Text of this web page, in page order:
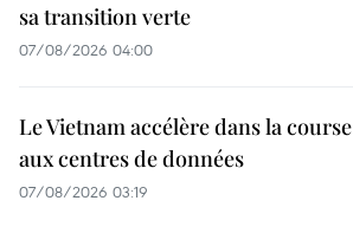
sa transition verte
07/08/2026 04:00
Le Vietnam accélère dans la course
aux centres de données
07/08/2026 03:19